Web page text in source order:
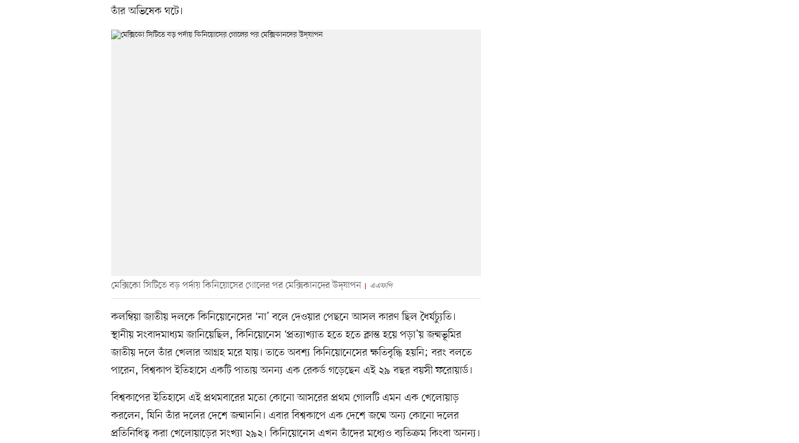
তাঁর অভিষেক ঘটে।
মেক্সিকো সিটিতে বড় পর্দায় কিনিয়োসের গোলের পর মেক্সিকানদের উদ্‌যাপন এএফপি
কলম্বিয়া জাতীয় দলকে কিনিয়োনেসের ‘না’ বলে দেওয়ার পেছনে আসল কারণ ছিল ধৈর্যচ্যুতি।
স্থানীয় সংবাদমাধ্যম জানিয়েছিল, কিনিয়োনেস ‘প্রত্যাখ্যাত হতে হতে ক্লান্ত হয়ে পড়া’য় জন্মভূমির
জাতীয় দলে তাঁর খেলার আগ্রহ মরে যায়। তাতে অবশ্য কিনিয়োনেসের ক্ষতিবৃদ্ধি হয়নি; বরং বলতে
পারেন, বিশ্বকাপ ইতিহাসে একটি পাতায় অনন্য এক রেকর্ড গড়েছেন এই ২৯ বছর বয়সী ফরোয়ার্ড।
বিশ্বকাপের ইতিহাসে এই প্রথমবারের মতো কোনো আসরের প্রথম গোলটি এমন এক খেলোয়াড়
করলেন, যিনি তাঁর দলের দেশে জন্মাননি। এবার বিশ্বকাপে এক দেশে জন্মে অন্য কোনো দলের
প্রতিনিধিত্ব করা খেলোয়াড়ের সংখ্যা ২৯২। কিনিয়োনেস এখন তাঁদের মধ্যেও ব্যতিক্রম কিংবা অনন্য।